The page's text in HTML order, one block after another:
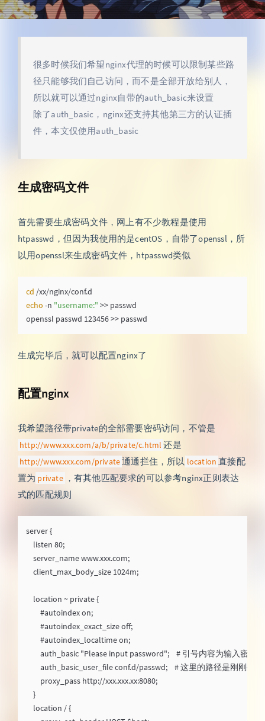
很多时候我们希望nginx代理的时候可以限制某些路
径只能够我们自己访问，而不是全部开放给别人，
所以就可以通过nginx自带的auth_basic来设置
除了auth_basic，nginx还支持其他第三方的认证插
件，本文仅使用auth_basic
生成密码文件
首先需要生成密码文件，网上有不少教程是使用
htpasswd，但因为我使用的是centOS，自带了openssl，所
以用openssl来生成密码文件，htpasswd类似
cd
echo -n "username:" >> passwd
生成完毕后，就可以配置nginx了
配置nginx
我希望路径带private的全部需要密码访问，不管是
http://www.xxx.com/a/b/private/c.html 还是
http://www.xxx.com/private通通拦住，所以 location 直接配
置为 private ，有其他匹配要求的可以参考nginx正则表达
式的匹配规则
server {
    listen 80;
    server_name www.xxx.com;
    client_max_body_size 1024m;
    location ~ private {
        #autoindex on;
        #autoindex_exact_size off;
        #autoindex_localtime on;
auth_basic "Please input password";    # 引号内容为输入密
auth_basic_user_file conf.d/passwd;    # 这里的路径是刚刚
        proxy_pass http://xxx.xxx.xx:8080;
    }
    location / {